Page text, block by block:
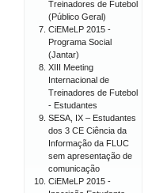
Treinadores de Futebol
(Público Geral)
CiEMeLP 2015 -
Programa Social
(Jantar)
XIII Meeting
Internacional de
Treinadores de Futebol
- Estudantes
SESA, IX – Estudantes
dos 3 CE Ciência da
Informação da FLUC
sem apresentação de
comunicação
CiEMeLP 2015 -